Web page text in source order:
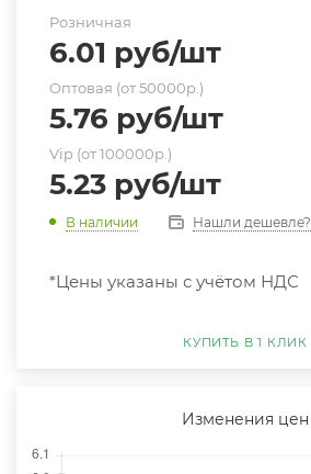
Розничная
6.01 руб/шт
Оптовая (от 50000р.)
5.76 руб/шт
Vip (от 100000р.)
5.23 руб/шт
В наличии Нашли дешевле?
*Цены указаны с учётом НДС
КУПИТЬ В 1 КЛИК
Изменения цен